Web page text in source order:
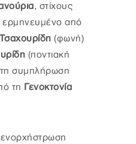
, στίχους
ερμηνευμένο από
(φωνή)
(ποντιακή
συμπλήρωση
τη Γενοκτονία